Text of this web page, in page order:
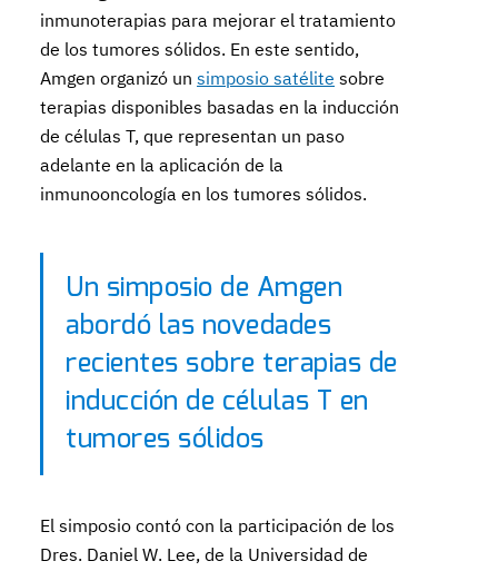
inmunoterapias para mejorar el tratamiento
de los tumores sólidos. En este sentido,
Amgen organizó unsimposio satélite sobre
terapias disponibles basadas en la inducción
de células T, que representan un paso
adelante en la aplicación de la
inmunooncología en los tumores sólidos.
Un simposio de Amgen
abordó las novedades
recientes sobre terapias de
inducción de células T en
tumores sólidos
El simposio contó con la participación de los
Dres. Daniel W. Lee, de la Universidad de